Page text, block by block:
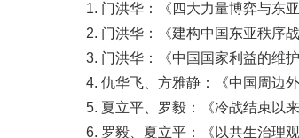
门洪华：《四大力量博弈与东
门洪华：《建构中国东亚秩序
门洪华：《中国国家利益的维
仇华飞、方雅静：《中国周边
夏立平、罗毅：《冷战结束以
罗毅、夏立平：《以共生治理